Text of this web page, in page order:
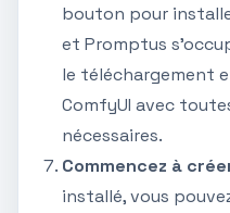
bouton pour
et Promptus
le téléchargement
ComfyUI avec
nécessaires.
Commencez à
installé, vous